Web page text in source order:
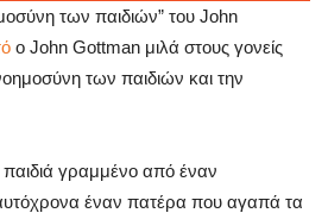
των παιδιών” του John
ο John Gottman μιλά στους γονείς
των παιδιών και την
παιδιά γραμμένο από έναν
έναν πατέρα που αγαπά τα